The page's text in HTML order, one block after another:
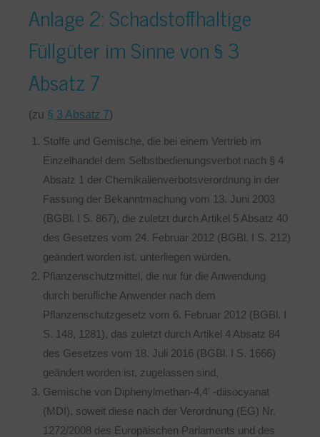
Anlage 2: Schadstoffhaltige
Füllgüter im Sinne von § 3
Absatz 7
(zu § 3 Absatz 7)
Stoffe und Gemische, die bei einem Vertrieb im
Einzelhandel dem Selbstbedienungsverbot nach § 4
Absatz 1 der Chemikalienverbotsverordnung in der
Fassung der Bekanntmachung vom 13. Juni 2003
(BGBl. I S. 867), die zuletzt durch Artikel 5 Absatz 40
des Gesetzes vom 24. Februar 2012 (BGBl. I S. 212)
geändert worden ist, unterliegen würden,
Pflanzenschutzmittel, die nur für die Anwendung
durch berufliche Anwender nach dem
Pflanzenschutzgesetz vom 6. Februar 2012 (BGBl. I
S. 148, 1281), das zuletzt durch Artikel 4 Absatz 84
des Gesetzes vom 18. Juli 2016 (BGBl. I S. 1666)
geändert worden ist, zugelassen sind,
Gemische von Diphenylmethan-4,4′ -diisocyanat
(MDI), soweit diese nach der Verordnung (EG) Nr.
1272/2008 des Europäischen Parlaments und des